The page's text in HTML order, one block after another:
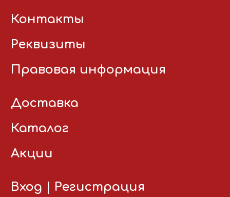
Контакты
Реквизиты
Правовая информация
Доставка
Каталог
Акции
Вход Регистрация